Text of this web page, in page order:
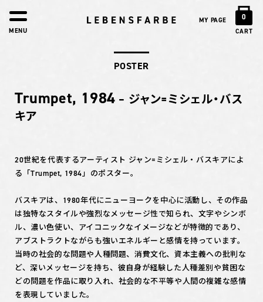
MY PAGE 0
CART
MENU
POSTER
Trumpet, 1984 – ジャン=ミシェル・バス
キア
20世紀を代表するアーティスト ジャン=ミシェル・バスキアによ
る「Trumpet, 1984」のポスター。
バスキアは、1980年代にニューヨークを中心に活動し、その作品
は独特なスタイルや強烈なメッセージ性で知られ、文字やシンボ
ル、濃い色使い、アイコニックなイメージなどが特徴的であり、
アブストラクトながらも強いエネルギーと感情を持っています。
当時の社会的な問題や人種問題、消費文化、資本主義への批判な
ど、深いメッセージを持ち、彼自身が経験した人種差別や貧困な
どの問題を作品に取り入れ、社会的な不平等や人間の複雑な感情
を表現していました。